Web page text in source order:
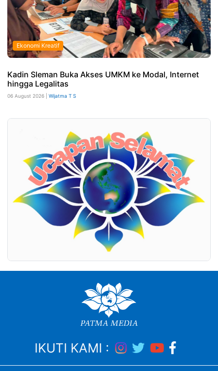
Ekonomi Kreatif
Kadin Sleman Buka Akses UMKM ke Modal, Internet
hingga Legalitas
06 August 2026 | Wijatma T S
IKUTI KAMI :